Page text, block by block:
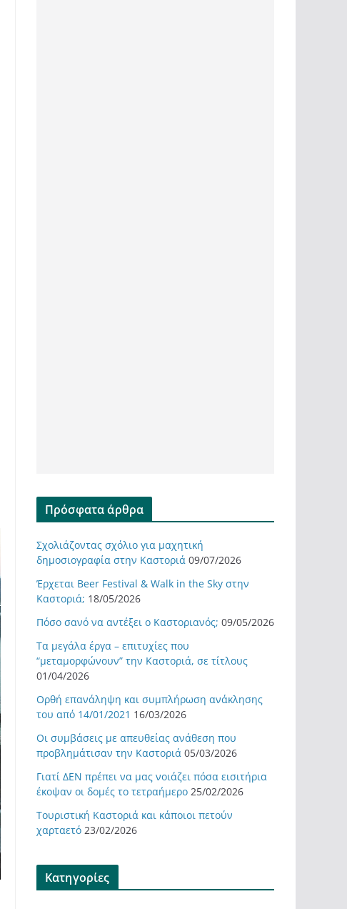
Πρόσφατα άρθρα
Σχολιάζοντας σχόλιο για μαχητική
δημοσιογραφία στην Καστοριά 09/07/2026
Έρχεται Beer Festival & Walk in the Sky στην
Καστοριά; 18/05/2026
Πόσο σανό να αντέξει ο Καστοριανός; 09/05/2026
Τα μεγάλα έργα – επιτυχίες που
“μεταμορφώνουν” την Καστοριά, σε τίτλους
01/04/2026
Ορθή επανάληψη και συμπλήρωση ανάκλησης
του από 14/01/2021 16/03/2026
Οι συμβάσεις με απευθείας ανάθεση που
προβλημάτισαν την Καστοριά 05/03/2026
Γιατί ΔΕΝ πρέπει να μας νοιάζει πόσα εισιτήρια
έκοψαν οι δομές το τετραήμερο 25/02/2026
Τουριστική Καστοριά και κάποιοι πετούν
χαρταετό 23/02/2026
Kατηγορίες